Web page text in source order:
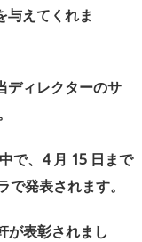
与えてくれま
ディレクターのサ
で、 4 月 15 日まで
で発表されます。
が表彰されまし